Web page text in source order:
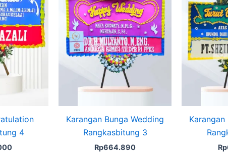
4
Karangan Bunga Wedding
Rangkasbitung 3
Rp664.890 Rp